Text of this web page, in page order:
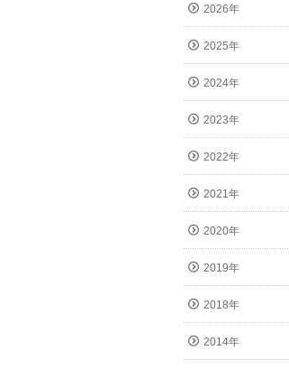
2026年
2025年
2024年
2023年
2022年
2021年
2020年
2019年
2018年
2014年